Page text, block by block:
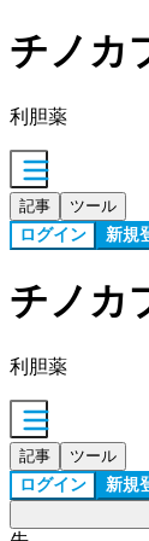
チノカ
利胆薬
記事 ツール
ログイン 新規
チノカ
利胆薬
記事 ツール
ログイン 新規